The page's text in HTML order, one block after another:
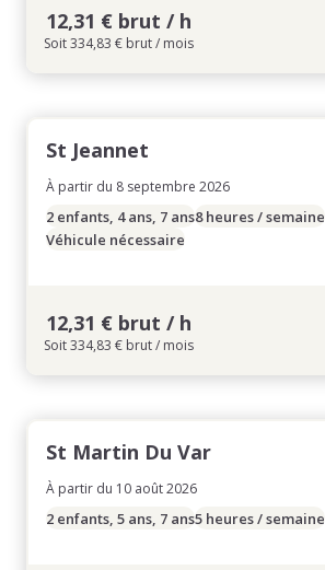
12,31 € brut / h
Soit 334,83 € brut / mois
St Jeannet
À partir du 8 septembre 2026
2 enfants, 4 ans, 7 ans8 heures / semaine
Véhicule nécessaire
12,31 € brut / h
Soit 334,83 € brut / mois
St Martin Du Var
À partir du 10 août 2026
2 enfants, 5 ans, 7 ans5 heures / semaine